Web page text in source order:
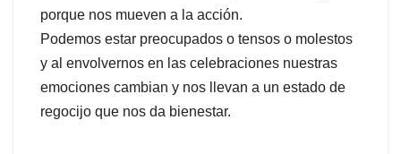
porque nos mueven a la acción.
Podemos estar preocupados o tensos o molestos
y al envolvernos en las celebraciones nuestras
emociones cambian y nos llevan a un estado de
regocijo que nos da bienestar.